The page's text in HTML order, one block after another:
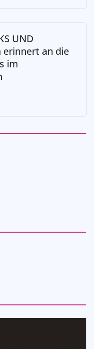
UND
erinnert an die
im